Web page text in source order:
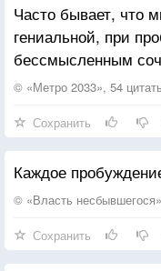
Часто бывает, что
гениальной, при
бессмысленным
© «Метро 2033», 54
Сохранить
Каждое
© «Власть
Сохранить